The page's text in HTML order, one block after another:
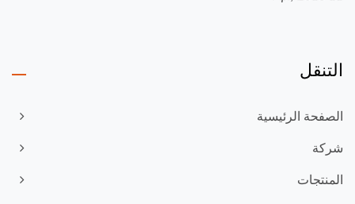
التنقل
الصفحة الرئيسية
شركة
المنتجات